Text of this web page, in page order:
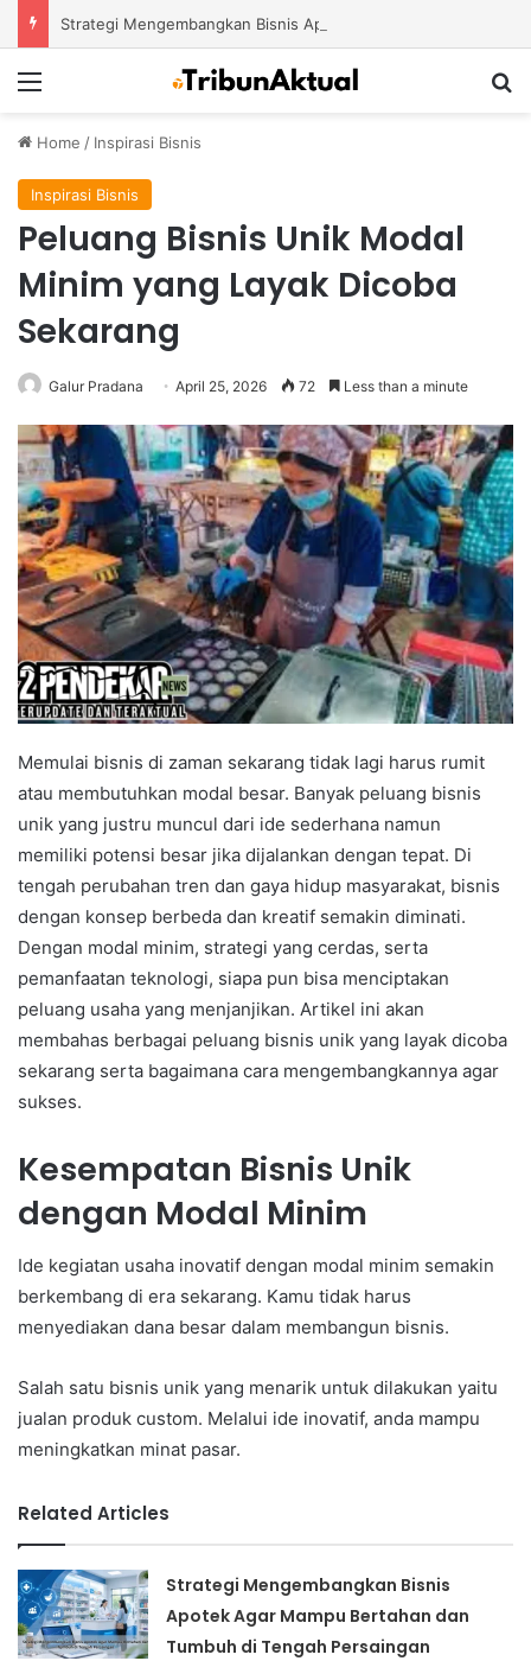
Home / Inspirasi Bisnis
Inspirasi Bisnis
Peluang Bisnis Unik Modal
Minim yang Layak Dicoba
Sekarang
Galur Pradana April 25, 2026 72 Less than a minute
Memulai bisnis di zaman sekarang tidak lagi harus rumit
atau membutuhkan modal besar. Banyak peluang bisnis
unik yang justru muncul dari ide sederhana namun
memiliki potensi besar jika dijalankan dengan tepat. Di
tengah perubahan tren dan gaya hidup masyarakat, bisnis
dengan konsep berbeda dan kreatif semakin diminati.
Dengan modal minim, strategi yang cerdas, serta
pemanfaatan teknologi, siapa pun bisa menciptakan
peluang usaha yang menjanjikan. Artikel ini akan
membahas berbagai peluang bisnis unik yang layak dicoba
sekarang serta bagaimana cara mengembangkannya agar
sukses.
Kesempatan Bisnis Unik
dengan Modal Minim
Ide kegiatan usaha inovatif dengan modal minim semakin
berkembang di era sekarang. Kamu tidak harus
menyediakan dana besar dalam membangun bisnis.
Salah satu bisnis unik yang menarik untuk dilakukan yaitu
jualan produk custom. Melalui ide inovatif, anda mampu
meningkatkan minat pasar.
Related Articles
Strategi Mengembangkan Bisnis
Apotek Agar Mampu Bertahan dan
Tumbuh di Tengah Persaingan